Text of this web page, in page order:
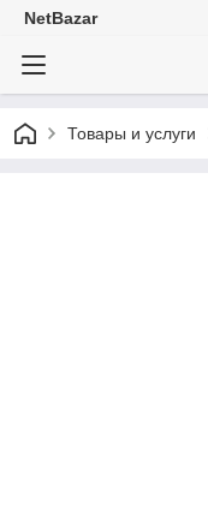
NetBazar
Товары и услуги